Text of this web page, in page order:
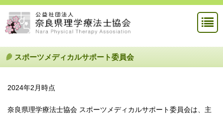
スポーツメディカルサポート委員会
2024年2月時点
奈良県理学療法士協会 スポーツメディカルサポート委員会は、主